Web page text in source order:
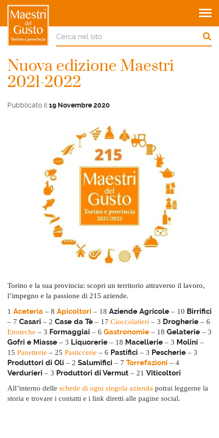
Nuova edizione Maestri
2021-2022
Pubblicato il 19 Novembre 2020
Torino e la sua provincia: scopri un territorio attraverso il lavoro,
l’impegno e la passione di 215 aziende.
1 Aceteria – 8 Apicoltori – 18 Aziende Agricole – 10 Birrifici
– 7 Casari – 2 Case da Tè – 17 Cioccolatieri – 3 Drogherie – 6
Enoteche – 3 Formaggiai – 6 Gastronomie – 18 Gelaterie – 3
Gofri e Miasse – 3 Liquorerie – 18 Macellerie – 3 Molini –
15 Panetterie – 25 Pasticcerie – 6 Pastifici – 3 Pescherie – 3
Produttori di Oli – 2 Salumifici – 7 Torrefazioni – 4
Verdurieri – 3 Produttori di Vermut – 21 Viticoltori
All’interno delle schede di ogni singola azienda potrai leggerne la
storia e trovare i contatti e i link diretti alle pagine social.